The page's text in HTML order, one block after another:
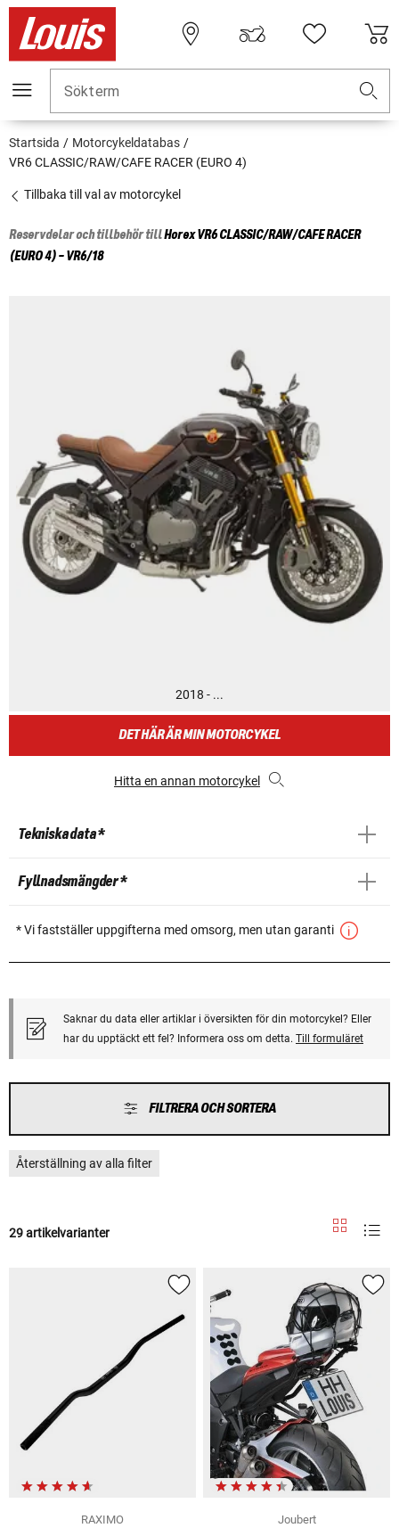
Sökterm
Startsida
Motorcykeldatabas
VR6 CLASSIC/RAW/CAFE RACER (EURO 4)
Tillbaka till val av motorcykel
Reservdelar och tillbehör tillHorexVR6 CLASSIC/RAW/CAFE RACER
(EURO 4) - VR6/18
2018 - ...
DET HÄR ÄR MIN MOTORCYKEL
Hitta en annan motorcykel
Tekniska data *
Fyllnadsmängder *
* Vi fastställer uppgifterna med omsorg, men utan garanti
Saknar du data eller artiklar i översikten för din motorcykel? Eller
har du upptäckt ett fel? Informera oss om detta. Till formuläret
FILTRERA OCH SORTERA
Återställning av alla filter
29 artikelvarianter
RAXIMO
Joubert